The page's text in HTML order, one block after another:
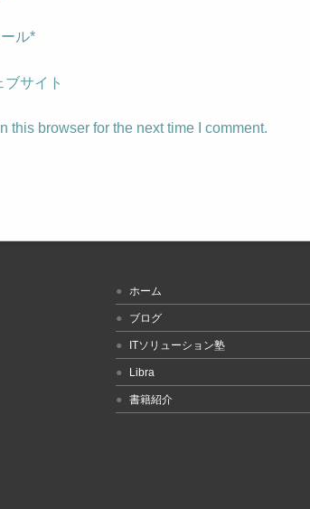
ル*
ブサイト
this browser for the next time I comment.
ホーム
ブログ
ITソリューション塾
Libra
書籍紹介